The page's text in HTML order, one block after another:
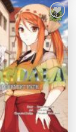
Ajouter
à la
wishlist